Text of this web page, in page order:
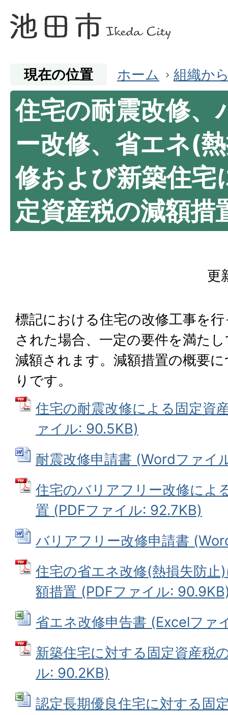
現在の位置 ホーム 組織か
住宅の耐震改修、
ー改修、省エネ(
修および新築住宅
定資産税の減額措
更
標記における住宅の改修工事を
された場合、一定の要件を満た
減額されます。減額措置の概要
りです。
住宅の耐震改修による固定資
ァイル: 90.5KB)
耐震改修申請書 (Wordファイ
住宅のバリアフリー改修によ
置 (PDFファイル: 92.7KB)
バリアフリー改修申請書
住宅の省エネ改修(熱損失防止
額措置 (PDFファイル:
省エネ改修申告書 (Excelファ
新築住宅に対する固定資産税
ル: 90.2KB)
認定長期優良住宅に対する固